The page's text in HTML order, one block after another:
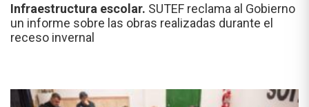
Infraestructura escolar. SUTEF reclama al Gobierno
un informe sobre las obras realizadas durante el
receso invernal